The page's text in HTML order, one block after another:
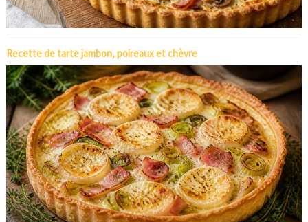
Recette de tarte jambon, poireaux et chèvre